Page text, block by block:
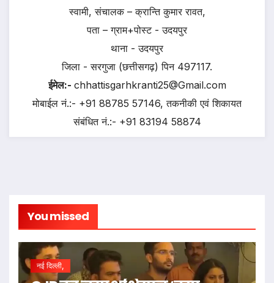
स्वामी, संचालक – क्रान्ति कुमार रावत,
पता – ग्राम+पोस्ट - उदयपुर
थाना - उदयपुर
जिला - सरगुजा (छत्तीसगढ़) पिन 497117.
ईमेल:- chhattisgarhkranti25@Gmail.com
मोबाईल नं.:- +91 88785 57146, तकनीकी एवं शिकायत
संबंधित नं.:- +91 83194 58874
You missed
नई दिल्ली,